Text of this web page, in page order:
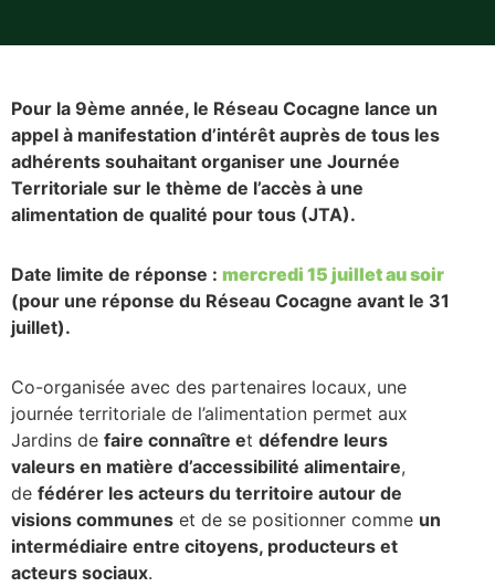
Pour la 9ème année, le Réseau Cocagne lance un
appel à manifestation d’intérêt auprès de tous les
adhérents souhaitant organiser une Journée
Territoriale sur le thème de l’accès à une
alimentation de qualité pour tous (JTA).
Date limite de réponse : mercredi 15 juillet au soir
(pour une réponse du Réseau Cocagne avant le 31
juillet).
Co-organisée avec des partenaires locaux, une
journée territoriale de l’alimentation permet aux
Jardins de faire connaître et défendre leurs
valeurs en matière d’accessibilité alimentaire,
de fédérer les acteurs du territoire autour de
visions communes et de se positionner comme un
intermédiaire entre citoyens, producteurs et
acteurs sociaux.